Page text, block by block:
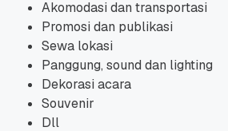
Akomodasi dan transportasi
Promosi dan publikasi
Sewa lokasi
Panggung, sound dan lighting
Dekorasi acara
Souvenir
Dll